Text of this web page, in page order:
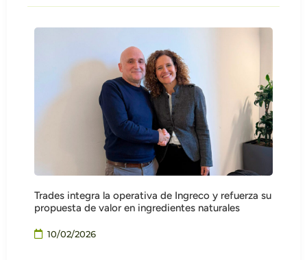
Trades integra la operativa de Ingreco y refuerza su
propuesta de valor en ingredientes naturales
10/02/2026